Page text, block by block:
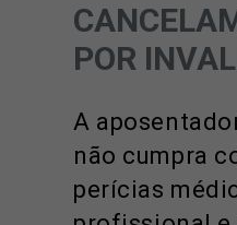
POR
A
não cumpra
perícias